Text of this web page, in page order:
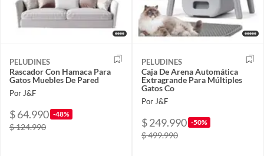
PELUDINES
Rascador Con Hamaca Para
Gatos Muebles De Pared
Por J&F
$ 64.990 -48%
$ 124.990
PELUDINES
Caja De Arena Automática
Extragrande Para Múltiples
Gatos Co
Por J&F
$ 249.990 -50%
$ 499.990